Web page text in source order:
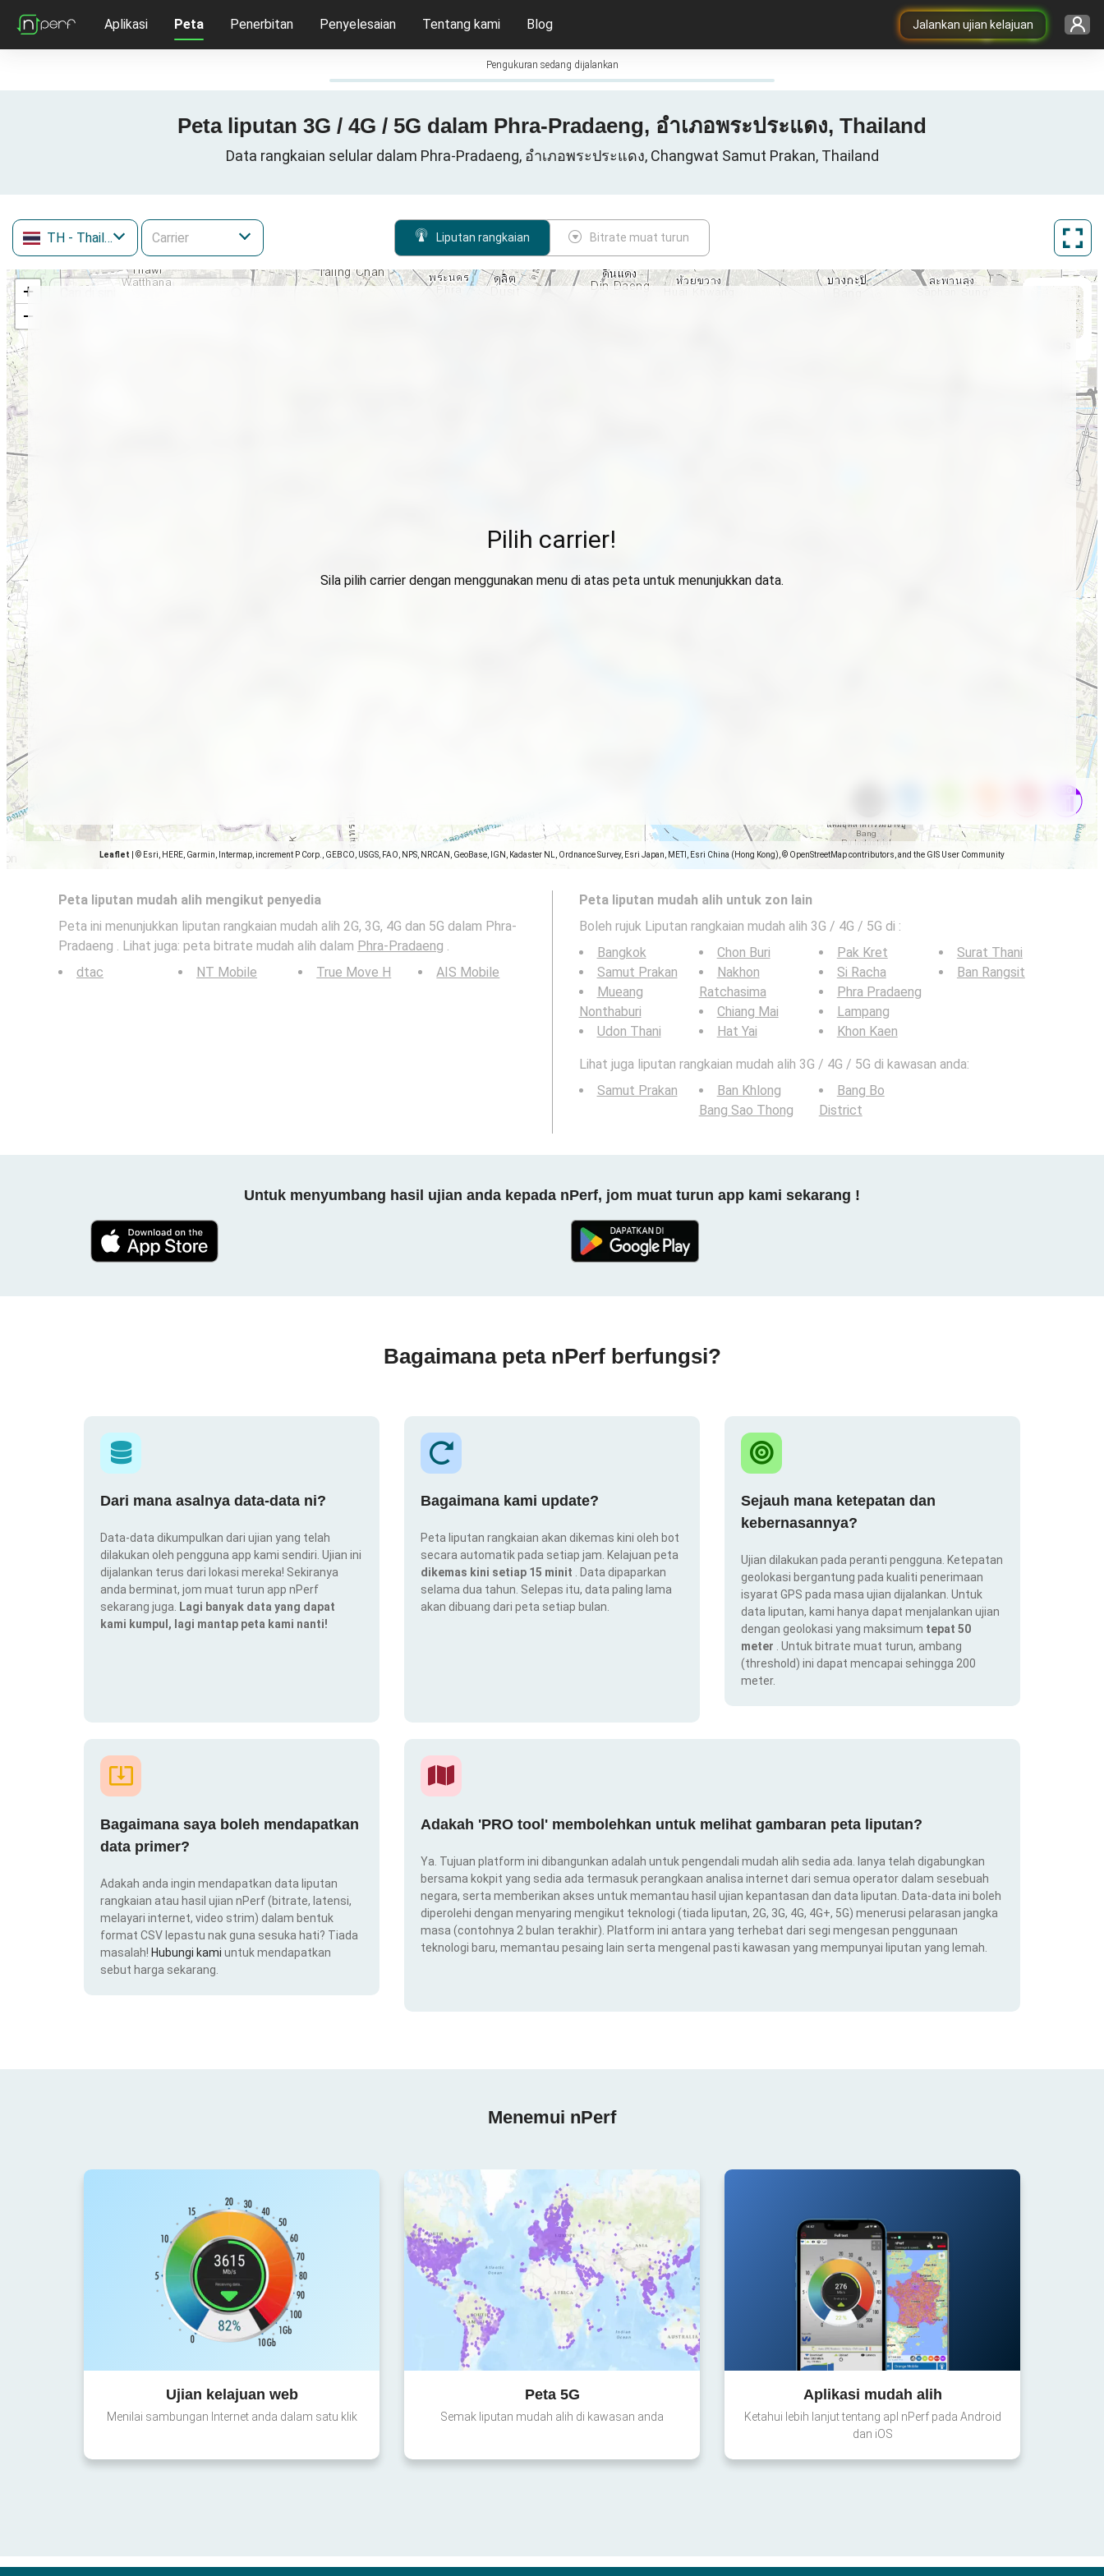
Jalankan ujian kelajuan
Aplikasi Peta Penerbitan Penyelesaian Tentang kami Blog
Pengukuran sedang dijalankan
Peta liputan 3G / 4G / 5G dalam Phra-Pradaeng, อำเภอพระประแดง, Thailand
Data rangkaian selular dalam Phra-Pradaeng, อำเภอพระประแดง, Changwat Samut Prakan, Thailand
TH - Thailand Liputan rangkaian Bitrate muat turun
+
−
Leaflet © Esri, HERE, Garmin, Intermap, increment P Corp., GEBCO, USGS, FAO, NPS, NRCAN, GeoBase, IGN, Kadaster NL, Ordnance Survey, Esri Japan, METI, Esri China (Hong Kong), © OpenStreetMap contributors, and the GIS User Community
Pilih carrier!
Sila pilih carrier dengan menggunakan menu di atas peta untuk menunjukkan data.
Peta liputan mudah alih mengikut penyedia
Peta ini menunjukkan liputan rangkaian mudah alih 2G, 3G, 4G dan 5G dalam Phra-
Pradaeng . Lihat juga: peta bitrate mudah alih dalam Phra-Pradaeng .
dtac
NT Mobile True Move H AIS Mobile
Peta liputan mudah alih untuk zon lain
Boleh rujuk Liputan rangkaian mudah alih 3G / 4G / 5G di :
Bangkok
Samut Prakan
Mueang
Nonthaburi
Udon Thani
Chon Buri
Nakhon
Ratchasima
Chiang Mai
Hat Yai
Pak Kret
Si Racha
Phra Pradaeng
Lampang
Khon Kaen
Surat Thani
Ban Rangsit
Lihat juga liputan rangkaian mudah alih 3G / 4G / 5G di kawasan anda:
Samut Prakan
Ban Khlong
Bang Sao Thong
Bang Bo
District
Untuk menyumbang hasil ujian anda kepada nPerf, jom muat turun app kami sekarang !
Bagaimana peta nPerf berfungsi?
Dari mana asalnya data-data ni?
Data-data dikumpulkan dari ujian yang telah
dilakukan oleh pengguna app kami sendiri. Ujian ini
dijalankan terus dari lokasi mereka! Sekiranya
anda berminat, jom muat turun app nPerf
sekarang juga.
Lagi banyak data yang dapat
kami kumpul, lagi mantap peta kami nanti!
Bagaimana kami update?
Peta liputan rangkaian akan dikemas kini oleh bot
secara automatik pada setiap jam. Kelajuan peta
dikemas kini setiap 15 minit
. Data dipaparkan
selama dua tahun. Selepas itu, data paling lama
akan dibuang dari peta setiap bulan.
Sejauh mana ketepatan dan
kebernasannya?
Ujian dilakukan pada peranti pengguna. Ketepatan
geolokasi bergantung pada kualiti penerimaan
isyarat GPS pada masa ujian dijalankan. Untuk
data liputan, kami hanya dapat menjalankan ujian
dengan geolokasi yang maksimum tepat 50
meter
. Untuk bitrate muat turun, ambang
(threshold) ini dapat mencapai sehingga 200
meter.
Bagaimana saya boleh mendapatkan
data primer?
Adakah anda ingin mendapatkan data liputan
rangkaian atau hasil ujian nPerf (bitrate, latensi,
melayari internet, video strim) dalam bentuk
format CSV lepastu nak guna sesuka hati? Tiada
masalah! Hubungi kami untuk mendapatkan
sebut harga sekarang.
Adakah 'PRO tool' membolehkan untuk melihat gambaran peta liputan?
Ya. Tujuan platform ini dibangunkan adalah untuk pengendali mudah alih sedia ada. Ianya telah digabungkan
bersama kokpit yang sedia ada termasuk perangkaan analisa internet dari semua operator dalam sesebuah
negara, serta memberikan akses untuk memantau hasil ujian kepantasan dan data liputan. Data-data ini boleh
diperolehi dengan menyaring mengikut teknologi (tiada liputan, 2G, 3G, 4G, 4G+, 5G) menerusi pelarasan jangka
masa (contohnya 2 bulan terakhir). Platform ini antara yang terhebat dari segi mengesan penggunaan
teknologi baru, memantau pesaing lain serta mengenal pasti kawasan yang mempunyai liputan yang lemah.
Menemui nPerf
Ujian kelajuan web
Menilai sambungan Internet anda dalam satu klik
Peta 5G
Semak liputan mudah alih di kawasan anda
Aplikasi mudah alih
Ketahui lebih lanjut tentang apl nPerf pada Android
dan iOS